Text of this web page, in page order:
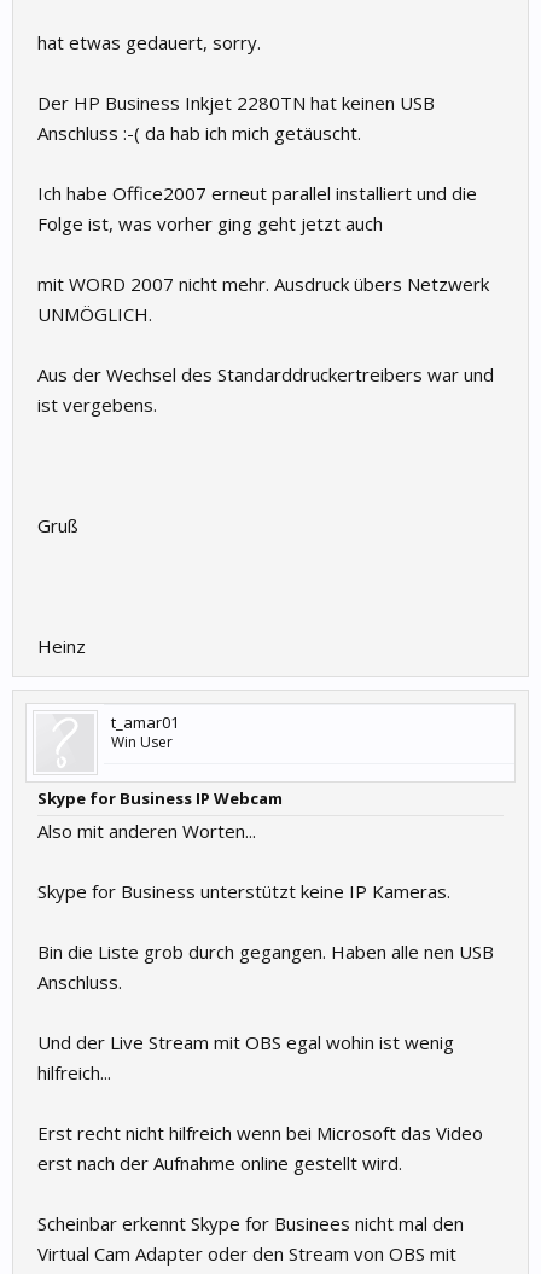
hat etwas gedauert, sorry.
Der HP Business Inkjet 2280TN hat keinen USB
Anschluss :-( da hab ich mich getäuscht.
Ich habe Office2007 erneut parallel installiert und die
Folge ist, was vorher ging geht jetzt auch
mit WORD 2007 nicht mehr. Ausdruck übers Netzwerk
UNMÖGLICH.
Aus der Wechsel des Standarddruckertreibers war und
ist vergebens.
Gruß
Heinz
t_amar01
Win User
Skype for Business IP Webcam
Also mit anderen Worten...
Skype for Business unterstützt keine IP Kameras.
Bin die Liste grob durch gegangen. Haben alle nen USB
Anschluss.
Und der Live Stream mit OBS egal wohin ist wenig
hilfreich...
Erst recht nicht hilfreich wenn bei Microsoft das Video
erst nach der Aufnahme online gestellt wird.
Scheinbar erkennt Skype for Businees nicht mal den
Virtual Cam Adapter oder den Stream von OBS mit